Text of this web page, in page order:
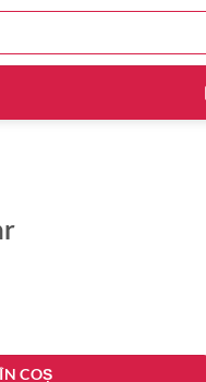
lei.
COȘ